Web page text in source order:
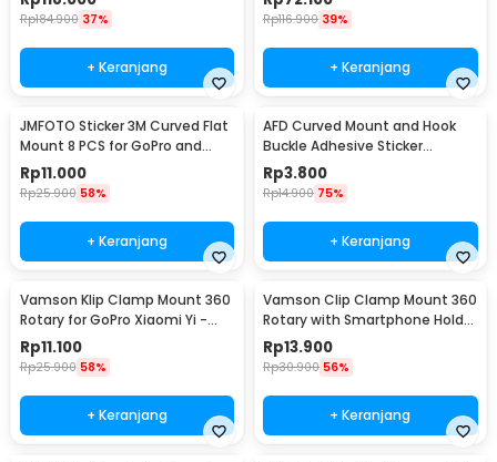
Rp184.900 37%
+ Keranjang
Rp116.900 39%
+ Keranjang
JMFOTO Sticker 3M Curved Flat
Mount 8 PCS for GoPro and
Xiaomi Yi - 1031
Rp11.000
Rp25.900 58%
+ Keranjang
AFD Curved Mount and Hook
Buckle Adhesive Sticker
Kamera Aksi - A5001
Rp3.800
Rp14.900 75%
+ Keranjang
Vamson Klip Clamp Mount 360
Rotary for GoPro Xiaomi Yi -
VP512A
Rp11.100
Rp25.900 58%
+ Keranjang
Vamson Clip Clamp Mount 360
Rotary with Smartphone Holder
for GoPro - VP512
Rp13.900
Rp30.900 56%
+ Keranjang